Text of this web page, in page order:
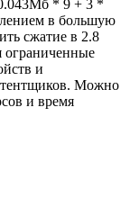
* 9 + 3 *
в большую
сжатие в 2.8
ограниченные
и
Можно
и время